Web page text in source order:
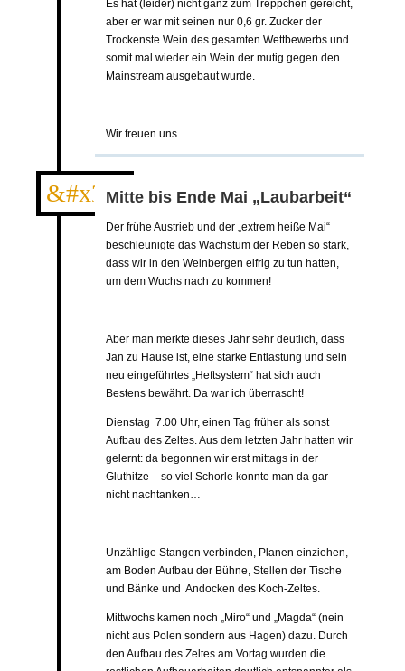
Es hat (leider) nicht ganz zum Treppchen gereicht,
aber er war mit seinen nur 0,6 gr. Zucker der
Trockenste Wein des gesamten Wettbewerbs und
somit mal wieder ein Wein der mutig gegen den
Mainstream ausgebaut wurde.
Wir freuen uns…
&#x24;Mitte bis Ende Mai „Laubarbeit“
Der frühe Austrieb und der „extrem heiße Mai“
beschleunigte das Wachstum der Reben so stark,
dass wir in den Weinbergen eifrig zu tun hatten,
um dem Wuchs nach zu kommen!
Aber man merkte dieses Jahr sehr deutlich, dass
Jan zu Hause ist, eine starke Entlastung und sein
neu eingeführtes „Heftsystem“ hat sich auch
Bestens bewährt. Da war ich überrascht!
Dienstag 7.00 Uhr, einen Tag früher als sonst
Aufbau des Zeltes. Aus dem letzten Jahr hatten wir
gelernt: da begonnen wir erst mittags in der
Gluthitze – so viel Schorle konnte man da gar
nicht nachtanken…
Unzählige Stangen verbinden, Planen einziehen,
am Boden Aufbau der Bühne, Stellen der Tische
und Bänke und Andocken des Koch-Zeltes.
Mittwochs kamen noch „Miro“ und „Magda“ (nein
nicht aus Polen sondern aus Hagen) dazu. Durch
den Aufbau des Zeltes am Vortag wurden die